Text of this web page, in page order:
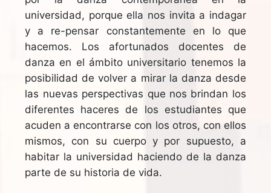
universidad, porque ella nos invita a indagar
y a re-pensar constantemente en lo que
hacemos. Los afortunados docentes de
danza en el ámbito universitario tenemos la
posibilidad de volver a mirar la danza desde
las nuevas perspectivas que nos brindan los
diferentes haceres de los estudiantes que
acuden a encontrarse con los otros, con ellos
mismos, con su cuerpo y por supuesto, a
habitar la universidad haciendo de la danza
parte de su historia de vida.